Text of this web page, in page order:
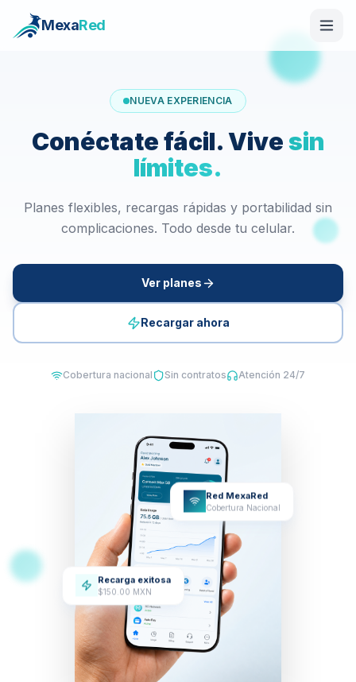
MexaRed
NUEVA EXPERIENCIA
Conéctate fácil.Vivesin
límites.
Planes flexibles, recargas rápidas y portabilidad sin
complicaciones. Todo desde tu celular.
Ver planes
Recargar ahora
Cobertura nacional Sin contratos Atención 24/7
Red MexaRed
Cobertura Nacional
Recarga exitosa
$150.00 MXN